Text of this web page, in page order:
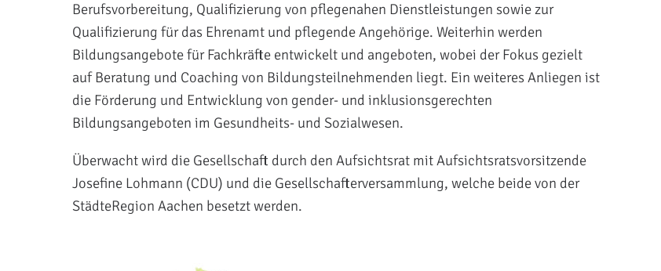
Berufsvorbereitung, Qualifizierung von pflegenahen Dienstleistungen sowie zur
Qualifizierung für das Ehrenamt und pflegende Angehörige. Weiterhin werden
Bildungsangebote für Fachkräfte entwickelt und angeboten, wobei der Fokus gezielt
auf Beratung und Coaching von Bildungsteilnehmenden liegt. Ein weiteres Anliegen ist
die Förderung und Entwicklung von gender- und inklusionsgerechten
Bildungsangeboten im Gesundheits- und Sozialwesen.
Überwacht wird die Gesellschaft durch den Aufsichtsrat mit Aufsichtsratsvorsitzende
Josefine Lohmann (CDU) und die Gesellschafterversammlung, welche beide von der
StädteRegion Aachen besetzt werden.